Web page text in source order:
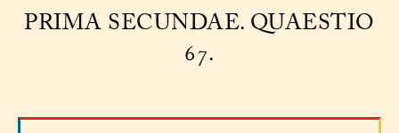
PRIMA SECUNDAE. QUAESTIO
67.